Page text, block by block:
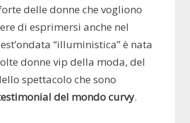
delle donne che vogliono
di esprimersi anche nel
“illuministica” è nata
donne vip della moda, del
spettacolo che sono
del mondo curvy.